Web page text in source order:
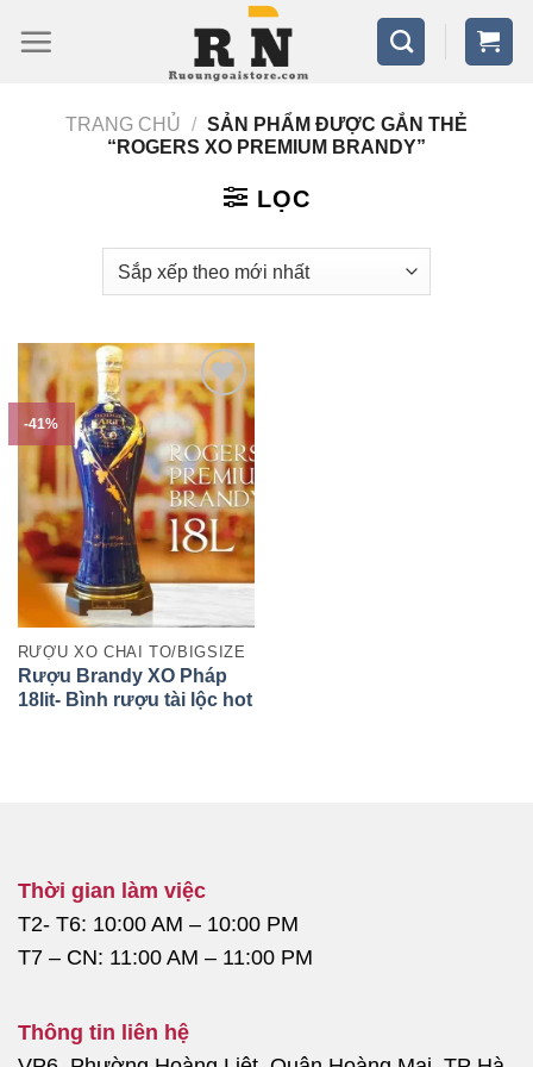
qua
TRANG CHỦ / SẢN PHẨM ĐƯỢC GẮN THẺ
“ROGERS XO PREMIUM BRANDY”
LỌC
-41%
RƯỢU XO CHAI TO/BIGSIZE
Rượu Brandy XO Pháp
18lit- Bình rượu tài lộc hot
Thời gian làm việc
T2- T6: 10:00 AM – 10:00 PM
T7 – CN: 11:00 AM – 11:00 PM
Thông tin liên hệ